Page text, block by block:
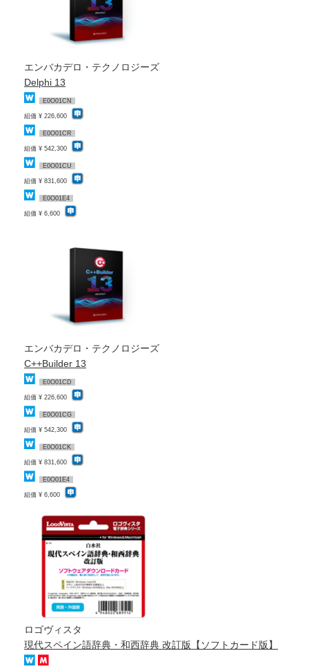
エンバカデロ・テクノロジーズ
Delphi 13
E0O01CN
組価 ¥ 226,600
E0O01CR
組価 ¥ 542,300
E0O01CU
組価 ¥ 831,600
E0O01E4
組価 ¥ 6,600
エンバカデロ・テクノロジーズ
C++Builder 13
E0O01CD
組価 ¥ 226,600
E0O01CG
組価 ¥ 542,300
E0O01CK
組価 ¥ 831,600
E0O01E4
組価 ¥ 6,600
ロゴヴィスタ
現代スペイン語辞典・和西辞典 改訂版【ソフトカード版】